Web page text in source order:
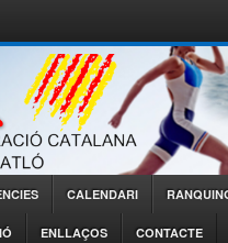
CALENDARI
ENLLAÇOS CONTACTE